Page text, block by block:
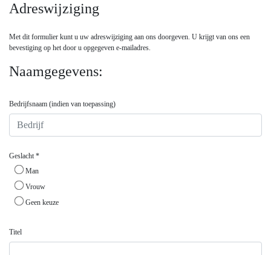
Adreswijziging
Met dit formulier kunt u uw adreswijziging aan ons doorgeven. U krijgt van ons een
bevestiging op het door u opgegeven e-mailadres.
Naamgegevens:
Bedrijfsnaam (indien van toepassing)
Geslacht *
Man
Vrouw
Geen keuze
Titel